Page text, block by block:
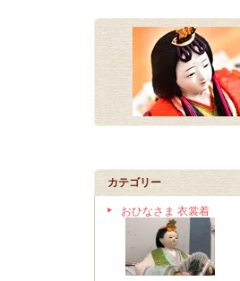
カテゴリー
おひなさま 衣裳着